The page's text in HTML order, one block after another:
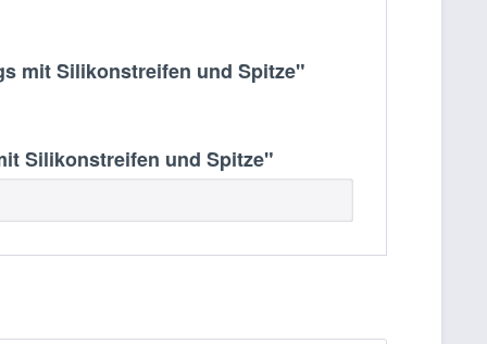
mit Silikonstreifen und Spitze"
Silikonstreifen und Spitze"